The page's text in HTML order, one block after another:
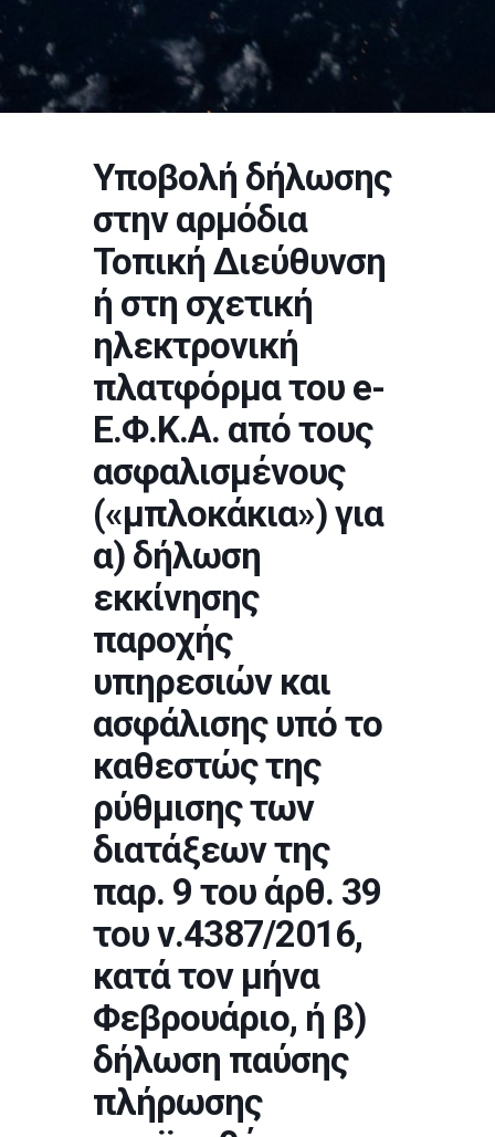
Υποβολή δήλωσης
στην αρμόδια
Τοπική Διεύθυνση
ή στη σχετική
ηλεκτρονική
πλατφόρμα του e-
Ε.Φ.Κ.Α. από τους
ασφαλισμένους
(«μπλοκάκια») για
α) δήλωση
εκκίνησης
παροχής
υπηρεσιών και
ασφάλισης υπό το
καθεστώς της
ρύθμισης των
διατάξεων της
παρ. 9 του άρθ. 39
του ν.4387/2016,
κατά τον μήνα
Φεβρουάριο, ή β)
δήλωση παύσης
πλήρωσης